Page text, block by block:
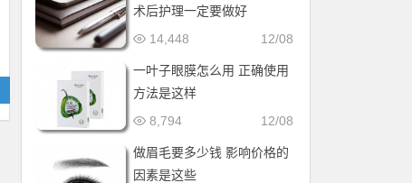
术后护理一定要做好
12/08
14,448
一叶子眼膜怎么用 正确使用
方法是这样
12/08
8,794
做眉毛要多少钱 影响价格的
因素是这些